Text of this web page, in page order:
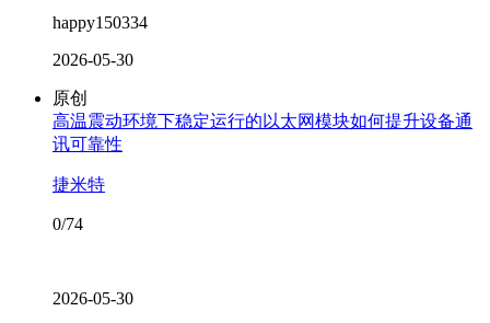
happy150334
2026-05-30
原创
高温震动环境下稳定运行的以太网模块如何提升设备通
讯可靠性
捷米特
0/74
2026-05-30